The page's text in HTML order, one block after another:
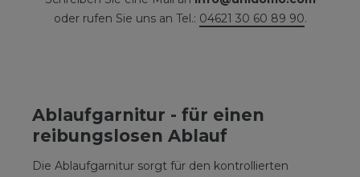
oder rufen Sie uns an Tel.: 04621 30 60 89 90.
Ablaufgarnitur - für einen
reibungslosen Ablauf
Die Ablaufgarnitur sorgt für den kontrollierten